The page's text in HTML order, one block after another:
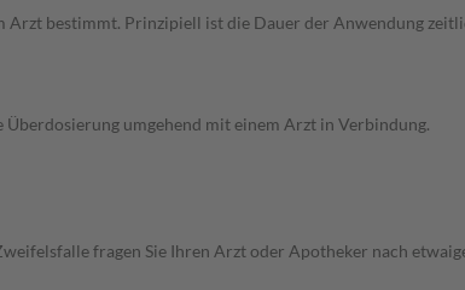
bestimmt. Prinzipiell ist die Dauer der Anwendung
umgehend mit einem Arzt in Verbindung.
fragen Sie Ihren Arzt oder Apotheker nach